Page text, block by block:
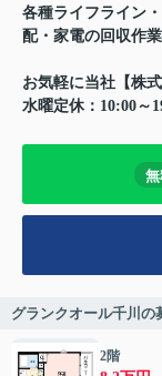
各種ライフライン
配・家電の回収作
お気軽に当社【株
水曜定休：10:00～
グランクオール千川の
2階